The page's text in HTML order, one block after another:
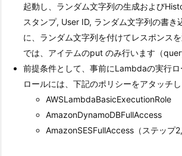
起動し、ランダム文字列の生成および
スタンプ, User ID, ランダム文字列の書き
に、ランダム文字列を付けてレスポンス
では、アイテムのput のみ行います（
前提条件として、事前にLambdaの実行ロ
ロールには、下記のポリシーをアタッチし
AWSLambdaBasicExecutionRole
AmazonDynamoDBFullAccess
AmazonSESFullAccess（ステップ